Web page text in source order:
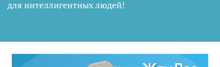
для интеллигентных людей!